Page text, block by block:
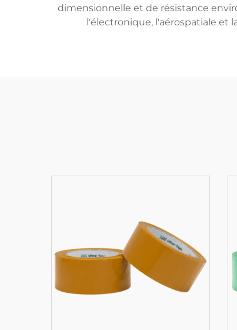
dimensionnelle et de résistance
l'électronique, l'aérospatiale et